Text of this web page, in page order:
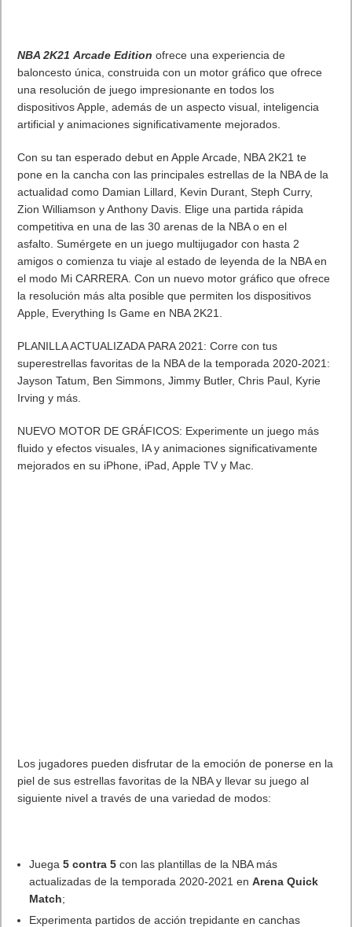
NBA 2K21Arcade Edition ofrece una experiencia de
baloncesto única, construida con un motor gráfico que ofrece
una resolución de juego impresionante en todos los
dispositivos Apple, además de un aspecto visual, inteligencia
artificial y animaciones significativamente mejorados.
Con su tan esperado debut en Apple Arcade, NBA 2K21 te
pone en la cancha con las principales estrellas de la NBA de la
actualidad como Damian Lillard, Kevin Durant, Steph Curry,
Zion Williamson y Anthony Davis. Elige una partida rápida
competitiva en una de las 30 arenas de la NBA o en el
asfalto. Sumérgete en un juego multijugador con hasta 2
amigos o comienza tu viaje al estado de leyenda de la NBA en
el modo Mi CARRERA. Con un nuevo motor gráfico que ofrece
la resolución más alta posible que permiten los dispositivos
Apple, Everything Is Game en NBA 2K21.
PLANILLA ACTUALIZADA PARA 2021: Corre con tus
superestrellas favoritas de la NBA de la temporada 2020-2021:
Jayson Tatum, Ben Simmons, Jimmy Butler, Chris Paul, Kyrie
Irving y más.
NUEVO MOTOR DE GRÁFICOS: Experimente un juego más
fluido y efectos visuales, IA y animaciones significativamente
mejorados en su iPhone, iPad, Apple TV y Mac.
Los jugadores pueden disfrutar de la emoción de ponerse en la
piel de sus estrellas favoritas de la NBA y llevar su juego al
siguiente nivel a través de una variedad de modos:
Juega 5 contra 5 con las plantillas de la NBA más
actualizadas de la temporada 2020-2021 enArena Quick
Match;
Experimenta partidos de acción trepidante en canchas